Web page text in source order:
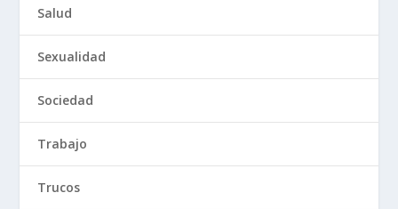
Salud
Sexualidad
Sociedad
Trabajo
Trucos